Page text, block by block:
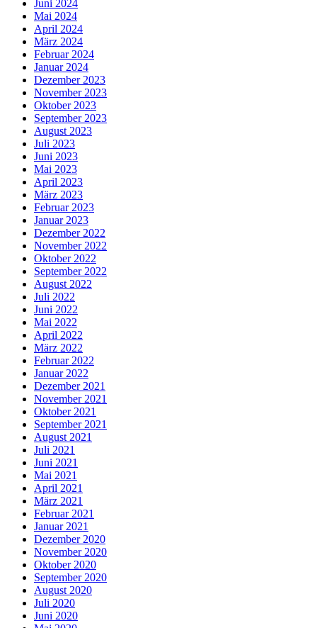
Juni 2024
Mai 2024
April 2024
März 2024
Februar 2024
Januar 2024
Dezember 2023
November 2023
Oktober 2023
September 2023
August 2023
Juli 2023
Juni 2023
Mai 2023
April 2023
März 2023
Februar 2023
Januar 2023
Dezember 2022
November 2022
Oktober 2022
September 2022
August 2022
Juli 2022
Juni 2022
Mai 2022
April 2022
März 2022
Februar 2022
Januar 2022
Dezember 2021
November 2021
Oktober 2021
September 2021
August 2021
Juli 2021
Juni 2021
Mai 2021
April 2021
März 2021
Februar 2021
Januar 2021
Dezember 2020
November 2020
Oktober 2020
September 2020
August 2020
Juli 2020
Juni 2020